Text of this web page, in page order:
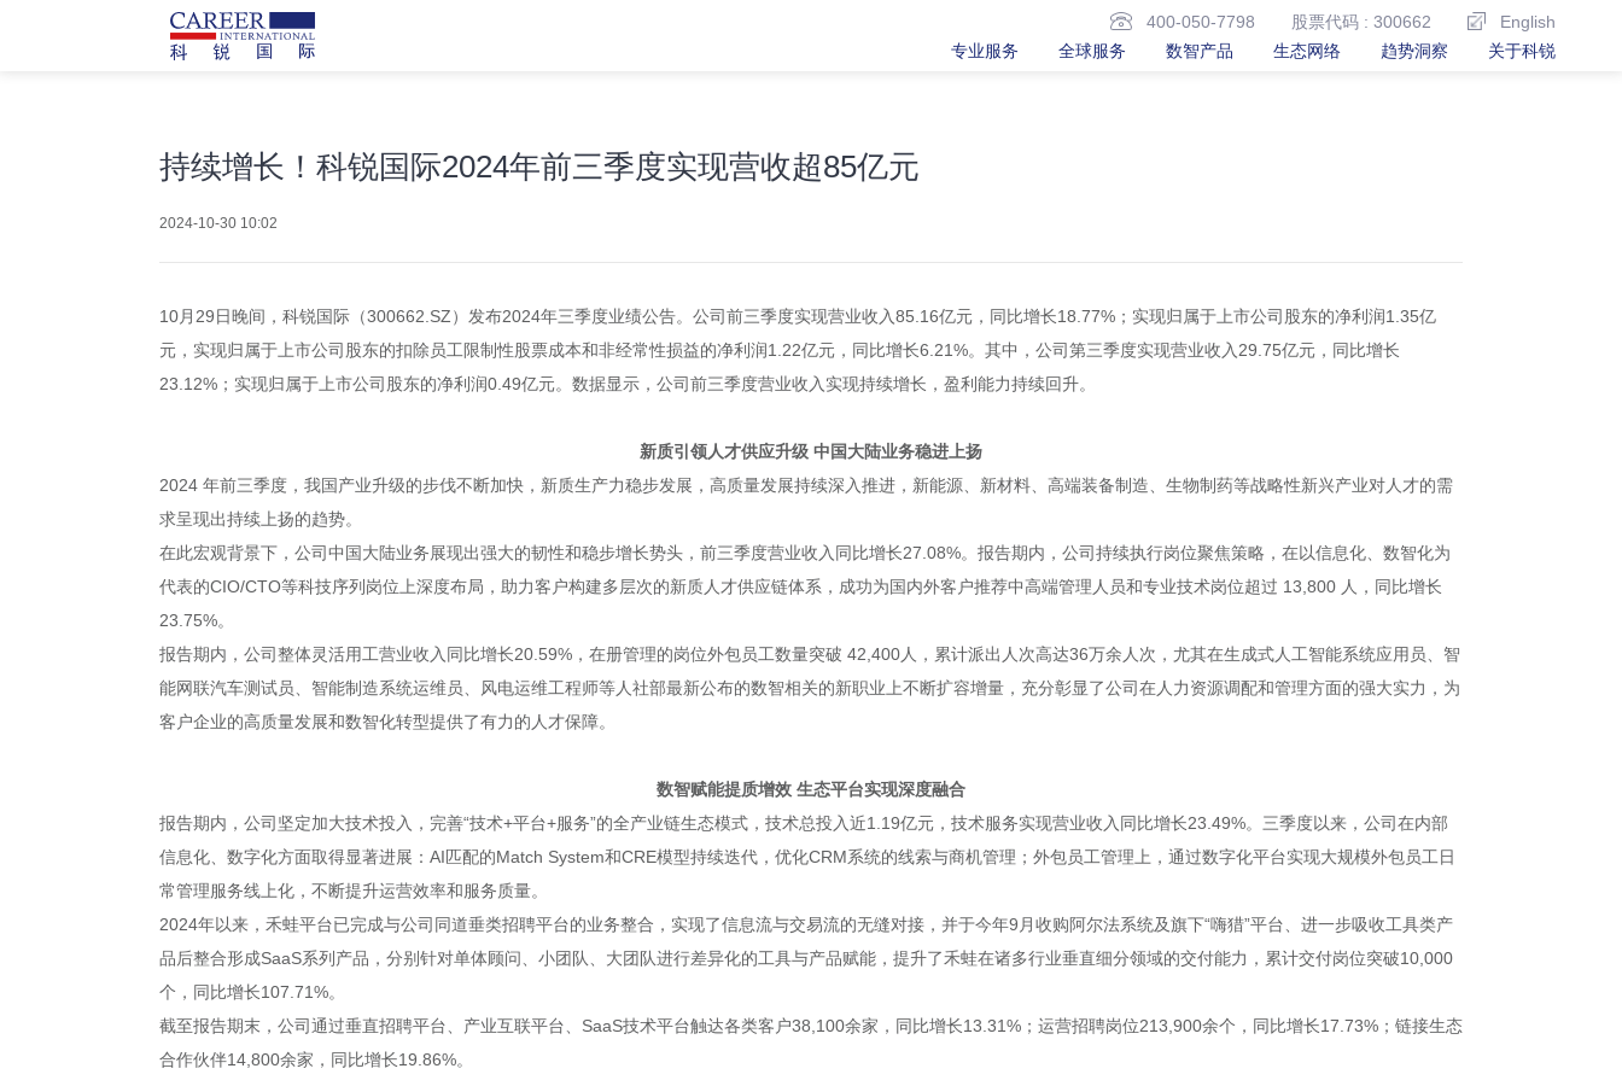
400-050-7798 股票代码 : 300662
English
专业服务
全球服务 数智产品 生态网络 趋势洞察 关于科锐
持续增长！科锐国际2024年前三季度实现营收超85亿元
2024-10-30 10:02
10月29日晚间，科锐国际（300662.SZ）发布2024年三季度业绩公告。公司前三季度实现营业收入85.16亿元，同比增长18.77%；实现归属于上市公司股东的净利润1.35亿
元，实现归属于上市公司股东的扣除员工限制性股票成本和非经常性损益的净利润1.22亿元，同比增长6.21%。其中，公司第三季度实现营业收入29.75亿元，同比增长
23.12%；实现归属于上市公司股东的净利润0.49亿元。数据显示，公司前三季度营业收入实现持续增长，盈利能力持续回升。
新质引领人才供应升级 中国大陆业务稳进上扬
2024 年前三季度，我国产业升级的步伐不断加快，新质生产力稳步发展，高质量发展持续深入推进，新能源、新材料、高端装备制造、生物制药等战略性新兴产业对人才的需
求呈现出持续上扬的趋势。
在此宏观背景下，公司中国大陆业务展现出强大的韧性和稳步增长势头，前三季度营业收入同比增长27.08%。报告期内，公司持续执行岗位聚焦策略，在以信息化、数智化为
代表的CIO/CTO等科技序列岗位上深度布局，助力客户构建多层次的新质人才供应链体系，成功为国内外客户推荐中高端管理人员和专业技术岗位超过 13,800 人，同比增长
23.75%。
报告期内，公司整体灵活用工营业收入同比增长20.59%，在册管理的岗位外包员工数量突破 42,400人，累计派出人次高达36万余人次，尤其在生成式人工智能系统应用员、智
能网联汽车测试员、智能制造系统运维员、风电运维工程师等人社部最新公布的数智相关的新职业上不断扩容增量，充分彰显了公司在人力资源调配和管理方面的强大实力，为
客户企业的高质量发展和数智化转型提供了有力的人才保障。
数智赋能提质增效 生态平台实现深度融合
报告期内，公司坚定加大技术投入，完善“技术+平台+服务”的全产业链生态模式，技术总投入近1.19亿元，技术服务实现营业收入同比增长23.49%。三季度以来，公司在内部
信息化、数字化方面取得显著进展：AI匹配的Match System和CRE模型持续迭代，优化CRM系统的线索与商机管理；外包员工管理上，通过数字化平台实现大规模外包员工日
常管理服务线上化，不断提升运营效率和服务质量。
2024年以来，禾蛙平台已完成与公司同道垂类招聘平台的业务整合，实现了信息流与交易流的无缝对接，并于今年9月收购阿尔法系统及旗下“嗨猎”平台、进一步吸收工具类产
品后整合形成SaaS系列产品，分别针对单体顾问、小团队、大团队进行差异化的工具与产品赋能，提升了禾蛙在诸多行业垂直细分领域的交付能力，累计交付岗位突破10,000
个，同比增长107.71%。
截至报告期末，公司通过垂直招聘平台、产业互联平台、SaaS技术平台触达各类客户38,100余家，同比增长13.31%；运营招聘岗位213,900余个，同比增长17.73%；链接生态
合作伙伴14,800余家，同比增长19.86%。